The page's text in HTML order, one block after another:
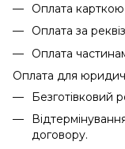
Оплата карткою
Оплата за
Оплата
Оплата для
Безготівковий
договору.